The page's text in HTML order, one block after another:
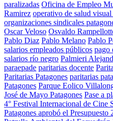
paralizadas Oficina de Empleo
Ramirez operativo de salud
organizaciones sindicales
Oscar Veloso Osvaldo
Pablo Diaz Pablo Melano Pablo
salarios empleados públicos pago
salarios río negro Palmieri
paraepade paritarias docente
Paritarias Patagones paritarias
Patagones Parque Eolico
José de Mayo Patagones Pase a
4° Festival Internacional de Cine
Patagones aprobó el Presupuesto